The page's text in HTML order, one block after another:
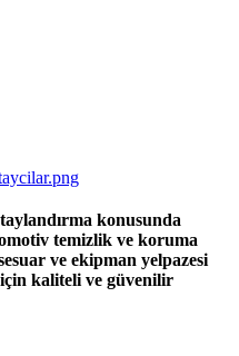
konusunda
temizlik ve koruma
ve ekipman yelpazesi
kaliteli ve güvenilir